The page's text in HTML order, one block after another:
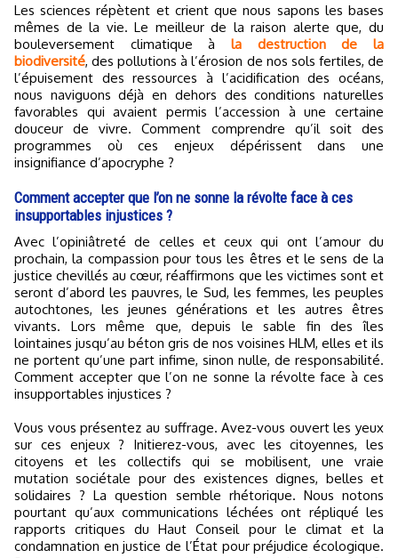
Les sciences répètent et crient que nous sapons les bases
mêmes de la vie. Le meilleur de la raison alerte que, du
bouleversement climatique à la destruction de la
biodiversité, des pollutions à l’érosion de nos sols fertiles, de
l’épuisement des ressources à l’acidification des océans,
nous naviguons déjà en dehors des conditions naturelles
favorables qui avaient permis l’accession à une certaine
douceur de vivre. Comment comprendre qu’il soit des
programmes où ces enjeux dépérissent dans une
insignifiance d’apocryphe ?
Comment accepter que l’on ne sonne la révolte face à ces
insupportables injustices ?
Avec l’opiniâtreté de celles et ceux qui ont l’amour du
prochain, la compassion pour tous les êtres et le sens de la
justice chevillés au cœur, réaffirmons que les victimes sont et
seront d’abord les pauvres, le Sud, les femmes, les peuples
autochtones, les jeunes générations et les autres êtres
vivants. Lors même que, depuis le sable fin des îles
lointaines jusqu’au béton gris de nos voisines HLM, elles et ils
ne portent qu’une part infime, sinon nulle, de responsabilité.
Comment accepter que l’on ne sonne la révolte face à ces
insupportables injustices ?
Vous vous présentez au suffrage. Avez-vous ouvert les yeux
sur ces enjeux ? Initierez-vous, avec les citoyennes, les
citoyens et les collectifs qui se mobilisent, une vraie
mutation sociétale pour des existences dignes, belles et
solidaires ? La question semble rhétorique. Nous notons
pourtant qu’aux communications léchées ont répliqué les
rapports critiques du Haut Conseil pour le climat et la
condamnation en justice de l’État pour préjudice écologique.